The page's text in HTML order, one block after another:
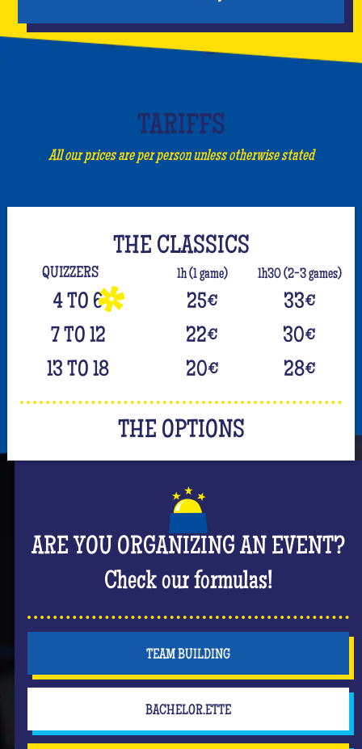
TARIFFS
All our prices are per person unless otherwise stated
THE CLASSICS
QUIZZERS 1h (1 game) 1h30 (2-3 games)
4 TO 6 25€ 33€
7 TO 12
22€ 30€
13 TO 18
20€ 28€
THE OPTIONS
ARE YOU ORGANIZING AN EVENT?
Check our formulas!
TEAM BUILDING
BACHELOR.ETTE